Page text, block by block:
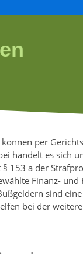
per
handelt es sich
153 a der
Finanz-
sind
bei der